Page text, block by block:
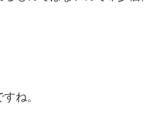
ね。